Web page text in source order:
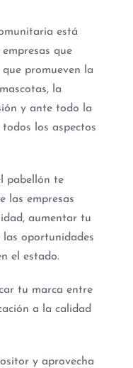
está
que
promueven la
la
y ante todo la
los aspectos
pabellón te
las empresas
aumentar tu
oportunidades
el estado.
tu marca entre
a la calidad
y aprovecha